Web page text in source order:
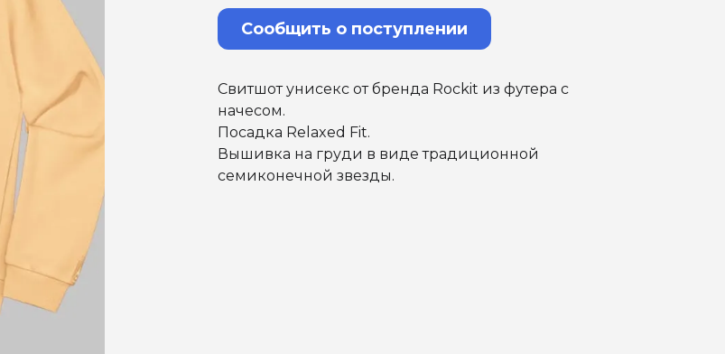
Сообщить о поступлении
Свитшот унисекс от бренда Rockit из футера с
начесом.
Посадка Relaxed Fit.
Вышивка на груди в виде традиционной
семиконечной звезды.